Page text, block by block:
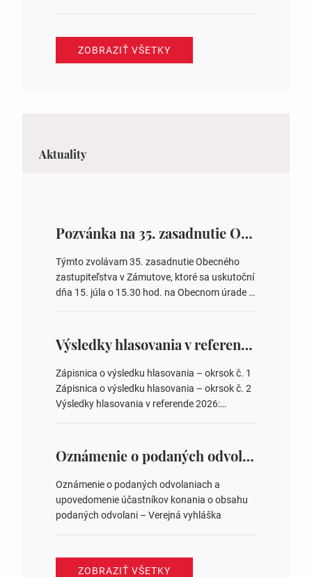
ZOBRAZIŤ VŠETKY
Aktuality
Pozvánka na 35. zasadnutie OZ v Zámutove
Týmto zvolávam 35. zasadnutie Obecného
zastupiteľstva v Zámutove, ktoré sa uskutoční
dňa 15. júla o 15.30 hod. na Obecnom úrade v
overovateľov zápisnice 3. Určenie volebných
obvodov pre voľby poslancov obecných
zastupiteľstiev, počtu poslancov obecných
zastupiteľstiev v nich 4. Schválenie odpredaja
obecného pozemku –…
Výsledky hlasovania v referende 2026
Zápisnica o výsledku hlasovania – okrsok č. 1
Zápisnica o výsledku hlasovania – okrsok č. 2
Výsledky hlasovania v referende 2026:
ysledky.html
Oznámenie o podaných odvolaniach a upovedomenie účastníkov konania o obsahu podaných odvolani – Verejná vyhláška
Oznámenie o podaných odvolaniach a
upovedomenie účastníkov konania o obsahu
podaných odvolani – Verejná vyhláška
ZOBRAZIŤ VŠETKY